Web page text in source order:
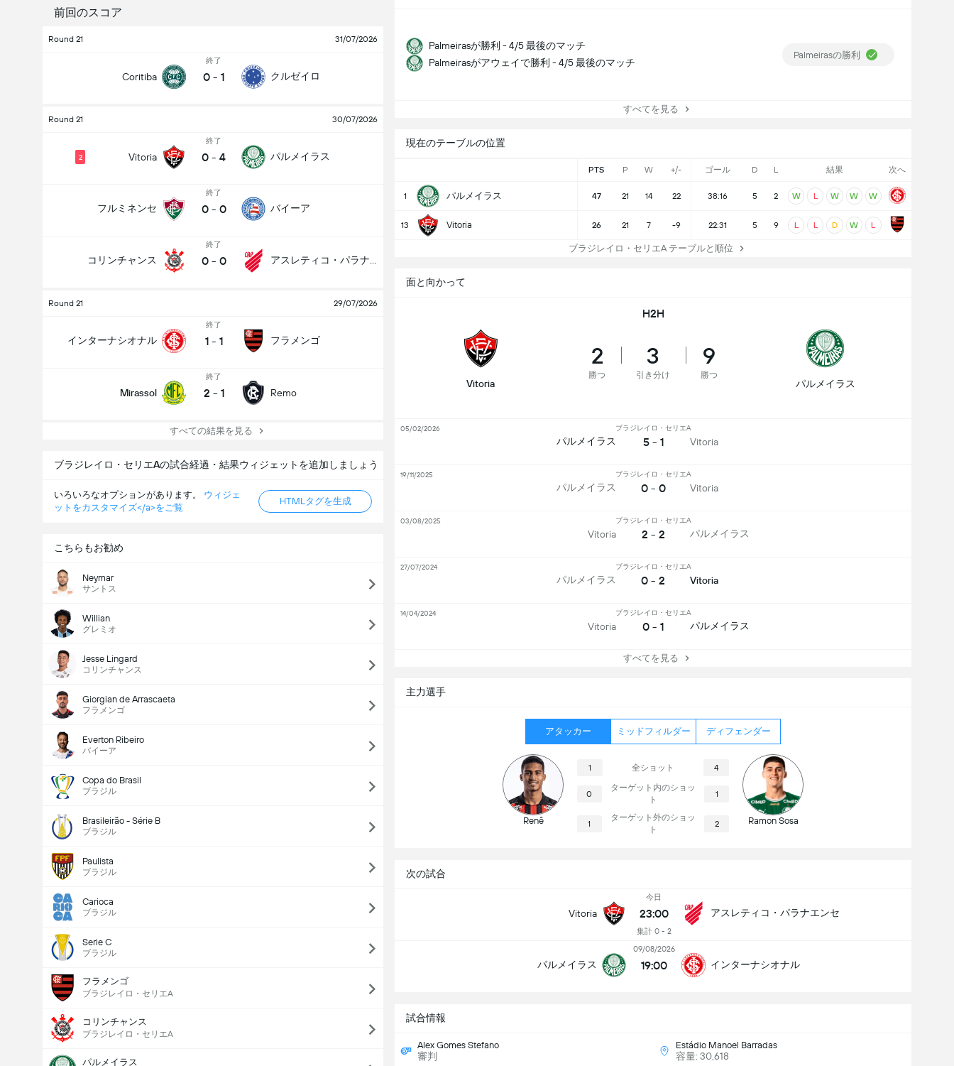
前回のスコア
Round 21 31/07/2026
Coritiba
終了
0 - 1 クルゼイロ
Round 21 30/07/2026
Vitoria
2
終了
0 - 4 パルメイラス
フルミネンセ
終了
0 - 0 バイーア
コリンチャンス
終了
0 - 0
Round 21 29/07/2026
インターナシオナル
終了
1 - 1 フラメンゴ
Mirassol
終了
2 - 1 Remo
すべての結果を見る
ブラジレイロ・セリエAの試合経過・結果ウィジェットを追加しましょう
いろいろなオプションがあります。 ウィジェ
ットをカスタマイズ</a>をご覧
HTMLタグを生成
こちらもお勧め
Neymar
サントス
Willian
グレミオ
Jesse Lingard
コリンチャンス
Giorgian de Arrascaeta
フラメンゴ
Everton Ribeiro
バイーア
Copa do Brasil
ブラジル
Brasileirão - Série B
ブラジル
Paulista
ブラジル
Carioca
ブラジル
Serie C
ブラジル
フラメンゴ
ブラジレイロ・セリエA
コリンチャンス
ブラジレイロ・セリエA
パルメイラス
次の試合
Vitoria
今日
23:00
集計 0 - 2
アスレティコ・パラナエンセ
パルメイラス
09/08/2026
19:00 インターナシオナル
主力選手
アタッカー ミッドフィルダー ディフェンダー
Renê
1 全ショット 4
0
ターゲット内のショッ
ト
1
1
ターゲット外のショッ
ト
2 Ramon Sosa
試合情報
Alex Gomes Stefano
審判
Estádio Manoel Barradas
容量: 30,618
現在のテーブルの位置
PTS P W +/- ゴール D L 結果 次へ
1 パルメイラス 47 21 14 22 38:16 5 2 W L W W W
13 Vitoria 26 21 7 -9 22:31 5 9 L L D W L
ブラジレイロ・セリエA テーブルと順位
Palmeirasが勝利 - 4/5 最後のマッチ
Palmeirasがアウェイで勝利 - 4/5 最後のマッチ
Palmeirasの勝利
すべてを見る
面と向かって
H2H
Vitoria
2
勝つ
3
引き分け
9
勝つ
パルメイラス
パルメイラス
ブラジレイロ・セリエA
5 - 1 Vitoria
05/02/2026
パルメイラス
ブラジレイロ・セリエA
0 - 0 Vitoria
19/11/2025
Vitoria
ブラジレイロ・セリエA
2 - 2 パルメイラス
03/08/2025
パルメイラス
ブラジレイロ・セリエA
0 - 2 Vitoria
27/07/2024
Vitoria
ブラジレイロ・セリエA
0 - 1 パルメイラス
14/04/2024
すべてを見る